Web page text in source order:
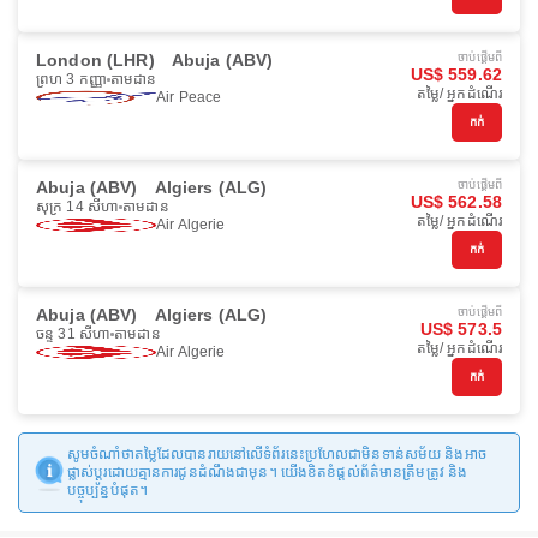
London (LHR) Abuja (ABV)
ព្រហ 3 កញ្ញា តាមដាន
Air Peace
ចាប់ផ្ដើមពី
US$ 559.62
តម្លៃ/ អ្នកដំណើរ
កក់
Abuja (ABV) Algiers (ALG)
សុក្រ 14 សីហា តាមដាន
Air Algerie
ចាប់ផ្ដើមពី
US$ 562.58
តម្លៃ/ អ្នកដំណើរ
កក់
Abuja (ABV) Algiers (ALG)
ចន្ទ 31 សីហា តាមដាន
Air Algerie
ចាប់ផ្ដើមពី
US$ 573.5
តម្លៃ/ អ្នកដំណើរ
កក់
សូមចំណាំថាតម្លៃដែលបានរាយនៅលើទំព័រនេះប្រហែលជាមិនទាន់សម័យ និងអាច
ផ្លាស់ប្តូរដោយគ្មានការជូនដំណឹងជាមុន។ យើងខិតខំផ្តល់ព័ត៌មានត្រឹមត្រូវ និង
បច្ចុប្បន្នបំផុត។